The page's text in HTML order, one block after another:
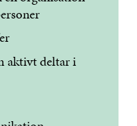
aktivt deltar i